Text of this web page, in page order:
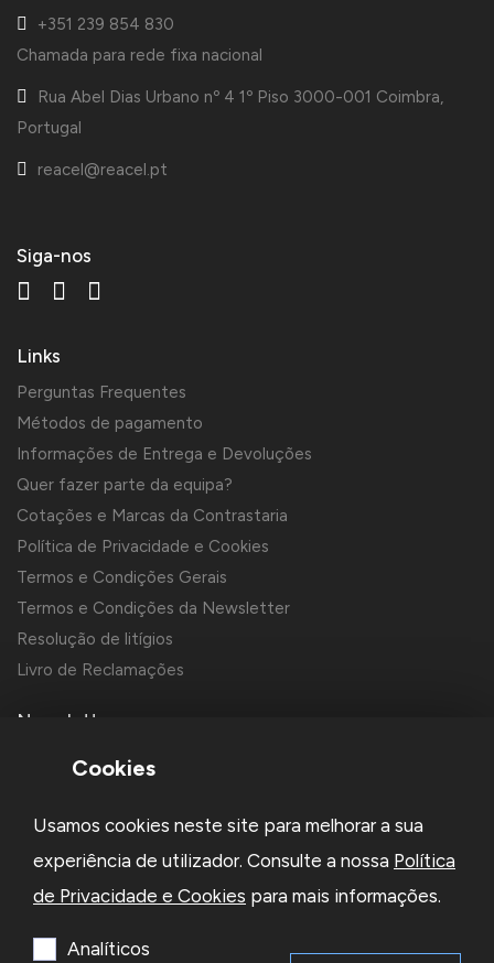
+351 239 854 830
Chamada para rede fixa nacional
Rua Abel Dias Urbano nº 4 1º Piso 3000-001 Coimbra,
Portugal
reacel@reacel.pt
Siga-nos
Links
Perguntas Frequentes
Métodos de pagamento
Informações de Entrega e Devoluções
Quer fazer parte da equipa?
Cotações e Marcas da Contrastaria
Política de Privacidade e Cookies
Termos e Condições Gerais
Termos e Condições da Newsletter
Resolução de litígios
Livro de Reclamações
Newsletter
Li e aceito aPolítica de Privacidadee os Termos e Condições
Cookies
Usamos cookies neste site para melhorar a sua
experiência de utilizador. Consulte a nossa Política
de Privacidade e Cookies para mais informações.
Analíticos